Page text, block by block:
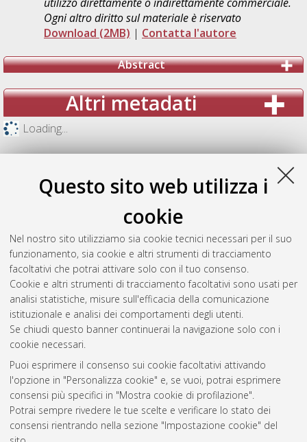
Questo sito web utilizza i
cookie
Nel nostro sito utilizziamo sia cookie tecnici necessari per il suo
funzionamento, sia cookie e altri strumenti di tracciamento
facoltativi che potrai attivare solo con il tuo consenso.
Cookie e altri strumenti di tracciamento facoltativi sono usati per
analisi statistiche, misure sull'efficacia della comunicazione
istituzionale e analisi dei comportamenti degli utenti.
Se chiudi questo banner continuerai la navigazione solo con i
cookie necessari.
Puoi esprimere il consenso sui cookie facoltativi attivando
l'opzione in "Personalizza cookie" e, se vuoi, potrai esprimere
consensi più specifici in "Mostra cookie di profilazione".
Potrai sempre rivedere le tue scelte e verificare lo stato dei
consensi rientrando nella sezione "Impostazione cookie" del
Ogni altro diritto sul materiale è riservato
Download (2MB) | Contatta l'autore
Abstract
Altri metadati
Loading...
Gestione del documento:
Atom
Rss 1.0
Rss 2.0